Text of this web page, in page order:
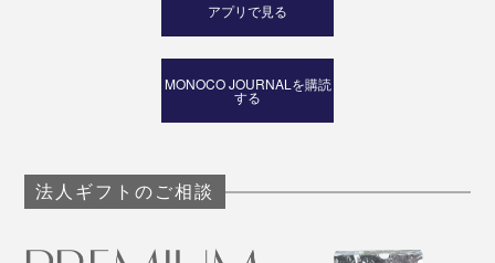
アプリで見る
MONOCO JOURNALを購読
する
法人ギフトのご相談